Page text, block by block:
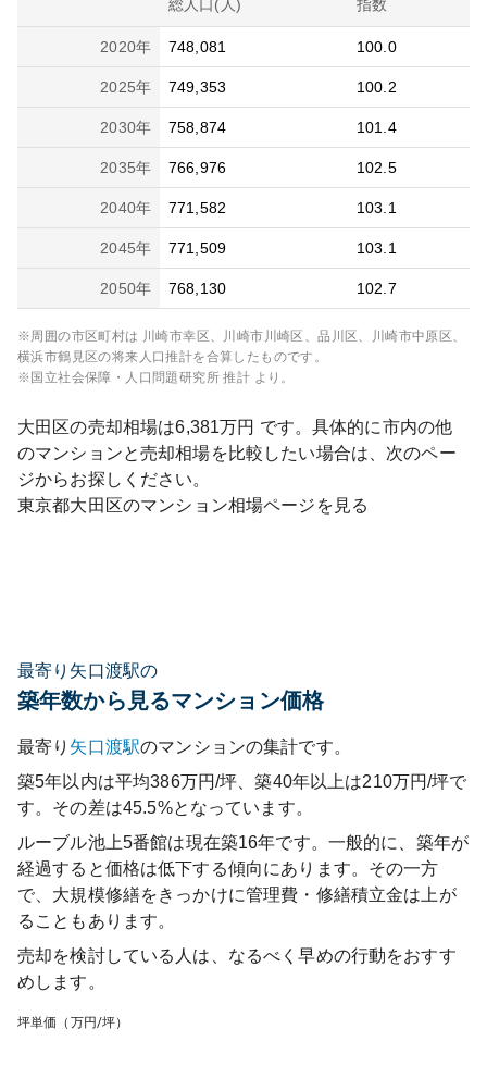
総人口(人) 指数
2020年 748,081 100.0
2025年 749,353 100.2
2030年 758,874 101.4
2035年 766,976 102.5
2040年 771,582 103.1
2045年 771,509 103.1
2050年 768,130 102.7
※周囲の市区町村は 川崎市幸区、川崎市川崎区、品川区、川崎市中原区、
横浜市鶴見区の将来人口推計を合算したものです。
※国立社会保障・人口問題研究所 推計 より。
大田区の売却相場は6,381万円 です。具体的に市内の他
のマンションと売却相場を比較したい場合は、次のペー
ジからお探しください。
東京都大田区のマンション相場ページを見る
最寄り矢口渡駅の
築年数から見るマンション価格
最寄り 矢口渡駅のマンションの集計です。
築5年以内は平均386万円/坪、築40年以上は210万円/坪で
す。その差は45.5%となっています。
ルーブル池上5番館は現在築16年です。一般的に、築年が
経過すると価格は低下する傾向にあります。その一方
で、大規模修繕をきっかけに管理費・修繕積立金は上が
ることもあります。
売却を検討している人は、なるべく早めの行動をおすす
めします。
坪単価（万円/坪）